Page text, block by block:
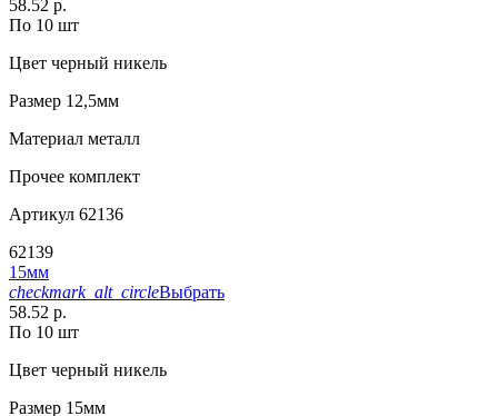
58.52 р.
По 10 шт
Цвет черный никель
Размер 12,5мм
Материал металл
Прочее комплект
Артикул 62136
62139
15мм
checkmark_alt_circleВыбрать
58.52 р.
По 10 шт
Цвет черный никель
Размер 15мм